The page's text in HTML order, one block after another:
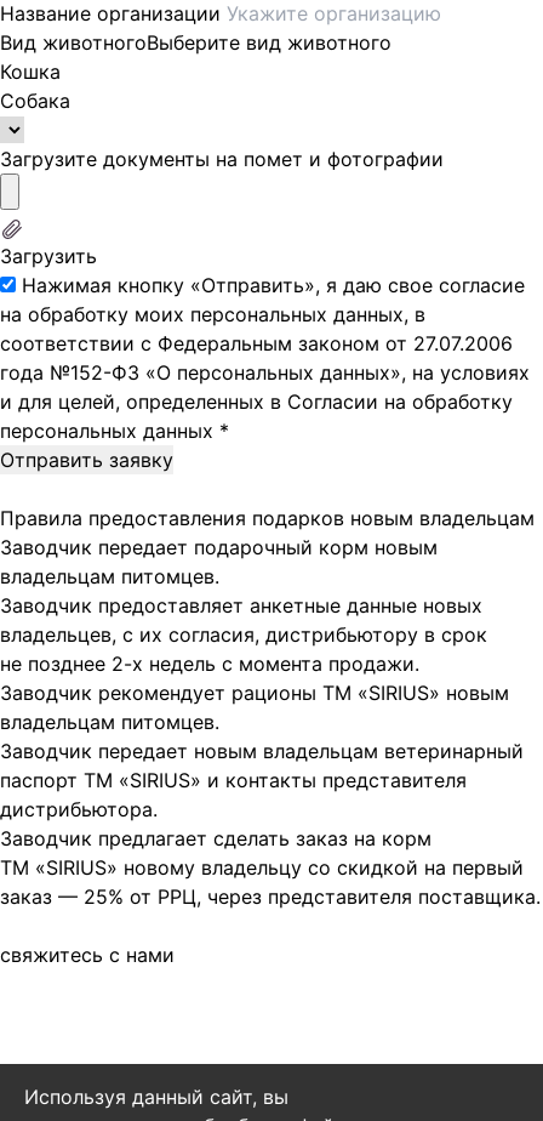
Название организации
Вид животногоВыберите вид животного
Кошка
Собака
Загрузите документы на помет и фотографии
Загрузить
Нажимая кнопку «Отправить», я даю свое согласие
на обработку моих персональных данных, в
соответствии с Федеральным законом от 27.07.2006
года №152-ФЗ «О персональных данных», на условиях
и для целей, определенных в Согласии на обработку
персональных данных *
Правила предоставления подарков новым владельцам
Заводчик передает подарочный корм новым
владельцам питомцев.
Заводчик предоставляет анкетные данные новых
владельцев, с их согласия, дистрибьютору в срок
не позднее 2-х недель с момента продажи.
Заводчик рекомендует рационы ТМ «SIRIUS» новым
владельцам питомцев.
Заводчик передает новым владельцам ветеринарный
паспорт ТМ «SIRIUS» и контакты представителя
дистрибьютора.
Заводчик предлагает сделать заказ на корм
ТМ «SIRIUS» новому владельцу со скидкой на первый
заказ — 25% от РРЦ, через представителя поставщика.
свяжитесь с нами
Используя данный сайт, вы